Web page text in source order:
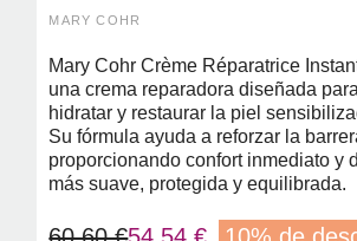
REPARADORA )
MARY COHR
Mary Cohr Crème Réparatrice
una crema reparadora diseñada
hidratar y restaurar la piel
Su fórmula ayuda a reforzar la
proporcionando confort inmediato y
más suave, protegida y equilibrada.